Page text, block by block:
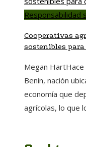
Responsabilidad
Cooperativas
sostenibles
Megan Hart
Benín, nación
economía que
agrícolas, lo que